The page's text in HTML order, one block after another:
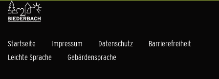
Startseite Impressum Datenschutz
Barrierefreiheit
Leichte Sprache
Gebärdensprache